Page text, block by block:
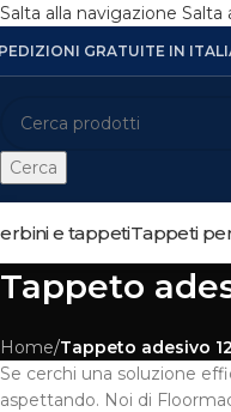
Salta alla navigazione Salta
GRATUITE IN
Cerca
e tappetiTappeti
Tappeto
Home/Tappeto adesivo
Se cerchi una soluzione
aspettando. Noi di